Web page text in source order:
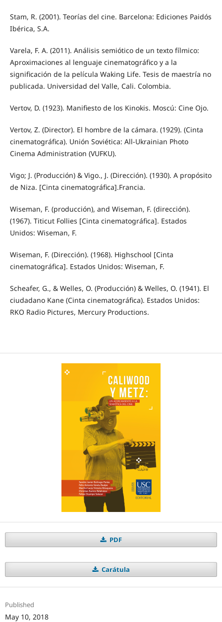
Stam, R. (2001). Teorías del cine. Barcelona: Ediciones Paidós
Ibérica, S.A.
Varela, F. A. (2011). Análisis semiótico de un texto fílmico:
Aproximaciones al lenguaje cinematográfico y a la
significación de la película Waking Life. Tesis de maestría no
publicada. Universidad del Valle, Cali. Colombia.
Vertov, D. (1923). Manifiesto de los Kinokis. Moscú: Cine Ojo.
Vertov, Z. (Director). El hombre de la cámara. (1929). (Cinta
cinematográfica). Unión Soviética: All-Ukrainian Photo
Cinema Administration (VUFKU).
Vigo; J. (Producción) & Vigo., J. (Dirección). (1930). A propósito
de Niza. [Cinta cinematográfica].Francia.
Wiseman, F. (producción), and Wiseman, F. (dirección).
(1967). Titicut Follies [Cinta cinematográfica]. Estados
Unidos: Wiseman, F.
Wiseman, F. (Dirección). (1968). Highschool [Cinta
cinematográfica]. Estados Unidos: Wiseman, F.
Scheafer, G., & Welles, O. (Producción) & Welles, O. (1941). El
ciudadano Kane (Cinta cinematográfica). Estados Unidos:
RKO Radio Pictures, Mercury Productions.
PDF
Carátula
Published
May 10, 2018